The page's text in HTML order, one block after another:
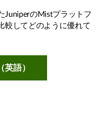
JuniperのMistプラットフ
較してどのように優れて
英語）